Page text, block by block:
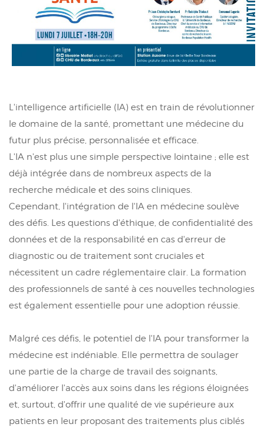
L'intelligence artificielle (IA) est en train de révolutionner
le domaine de la santé, promettant une médecine du
futur plus précise, personnalisée et efficace.
L'IA n'est plus une simple perspective lointaine ; elle est
déjà intégrée dans de nombreux aspects de la
recherche médicale et des soins cliniques.
Cependant, l'intégration de l'IA en médecine soulève
des défis. Les questions d'éthique, de confidentialité des
données et de la responsabilité en cas d'erreur de
diagnostic ou de traitement sont cruciales et
nécessitent un cadre réglementaire clair. La formation
des professionnels de santé à ces nouvelles technologies
est également essentielle pour une adoption réussie.
Malgré ces défis, le potentiel de l'IA pour transformer la
médecine est indéniable. Elle permettra de soulager
une partie de la charge de travail des soignants,
d'améliorer l'accès aux soins dans les régions éloignées
et, surtout, d'offrir une qualité de vie supérieure aux
patients en leur proposant des traitements plus ciblés